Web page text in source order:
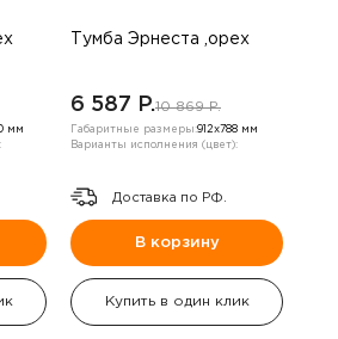
мм
Тумба Эрнеста ,орех
6 587 P.10 869 P.
Габаритные размеры:912х788 мм
Варианты исполнения (цвет):
Доставка по РФ.
В корзину
Купить в один клик